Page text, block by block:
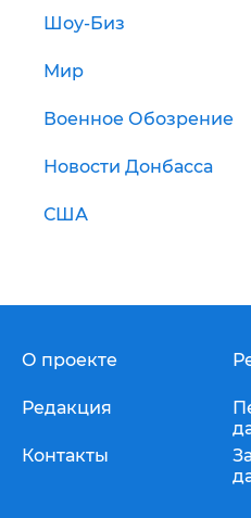
Шоу-Биз
Мир
Военное Обозрение
Новости Донбасса
США
О проекте
Редакция
Контакты